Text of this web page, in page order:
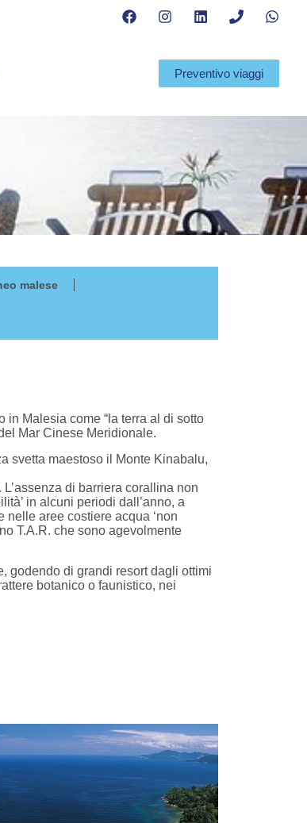
Preventivo viaggi
malese
Malesia come “la terra al di sotto
Mar Cinese Meridionale.
svetta maestoso il Monte Kinabalu,
di barriera corallina non
in alcuni periodi dall’anno, a
aree costiere acqua ‘non
T.A.R. che sono agevolmente
godendo di grandi resort dagli ottimi
botanico o faunistico, nei